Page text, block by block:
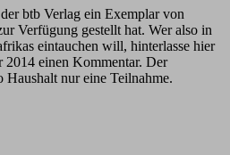
btb Verlag ein Exemplar von
Verfügung gestellt hat. Wer also in
eintauchen will, hinterlasse hier
2014 einen Kommentar. Der
nur eine Teilnahme.